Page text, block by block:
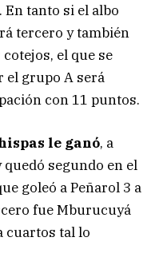
tanto si el albo
tercero y también
el que se
el grupo A será
con 11 puntos.
le ganó, a
quedó segundo en el
goleó a Peñarol 3 a
fue Mburucuyá
cuartos tal lo